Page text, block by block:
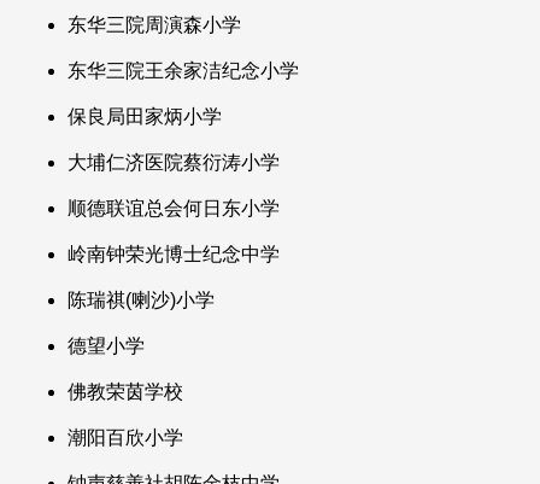
东华三院周演森小学
东华三院王余家洁纪念小学
保良局田家炳小学
大埔仁济医院蔡衍涛小学
顺德联谊总会何日东小学
岭南钟荣光博士纪念中学
陈瑞祺(喇沙)小学
德望小学
佛教荣茵学校
潮阳百欣小学